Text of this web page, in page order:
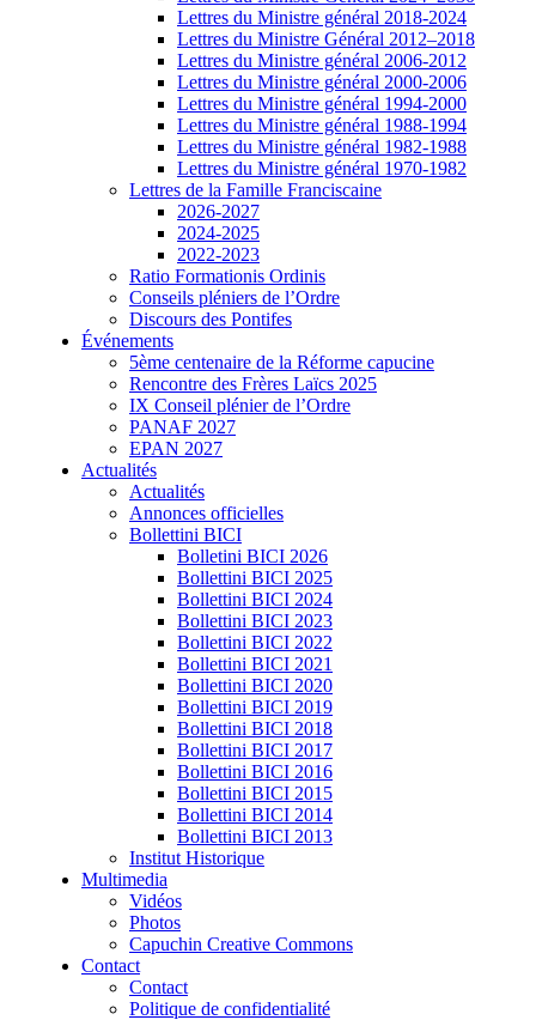
Lettres du Ministre général 2018-2024
Lettres du Ministre Général 2012–2018
Lettres du Ministre général 2006-2012
Lettres du Ministre général 2000-2006
Lettres du Ministre général 1994-2000
Lettres du Ministre général 1988-1994
Lettres du Ministre général 1982-1988
Lettres du Ministre général 1970-1982
Lettres de la Famille Franciscaine
2026-2027
2024-2025
2022-2023
Ratio Formationis Ordinis
Conseils pléniers de l’Ordre
Discours des Pontifes
Événements
5ème centenaire de la Réforme capucine
Rencontre des Frères Laïcs 2025
IX Conseil plénier de l’Ordre
PANAF 2027
EPAN 2027
Actualités
Actualités
Annonces officielles
Bollettini BICI
Bolletini BICI 2026
Bollettini BICI 2025
Bollettini BICI 2024
Bollettini BICI 2023
Bollettini BICI 2022
Bollettini BICI 2021
Bollettini BICI 2020
Bollettini BICI 2019
Bollettini BICI 2018
Bollettini BICI 2017
Bollettini BICI 2016
Bollettini BICI 2015
Bollettini BICI 2014
Bollettini BICI 2013
Institut Historique
Multimedia
Vidéos
Photos
Capuchin Creative Commons
Contact
Contact
Politique de confidentialité